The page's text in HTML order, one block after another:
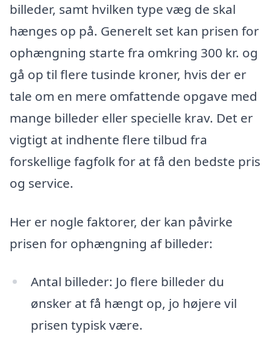
billeder, samt hvilken type væg de skal
hænges op på. Generelt set kan prisen for
ophængning starte fra omkring 300 kr. og
gå op til flere tusinde kroner, hvis der er
tale om en mere omfattende opgave med
mange billeder eller specielle krav. Det er
vigtigt at indhente flere tilbud fra
forskellige fagfolk for at få den bedste pris
og service.
Her er nogle faktorer, der kan påvirke
prisen for ophængning af billeder:
Antal billeder: Jo flere billeder du
ønsker at få hængt op, jo højere vil
prisen typisk være.